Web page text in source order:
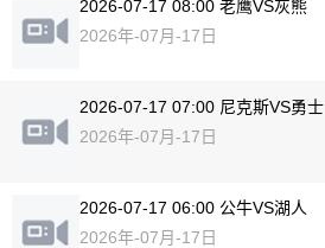
2026-07-17 08:00 老鹰VS灰熊
2026年-07月-17日
2026-07-17 07:00 尼克斯VS勇士
2026年-07月-17日
2026-07-17 06:00 公牛VS湖人
2026年-07月-17日